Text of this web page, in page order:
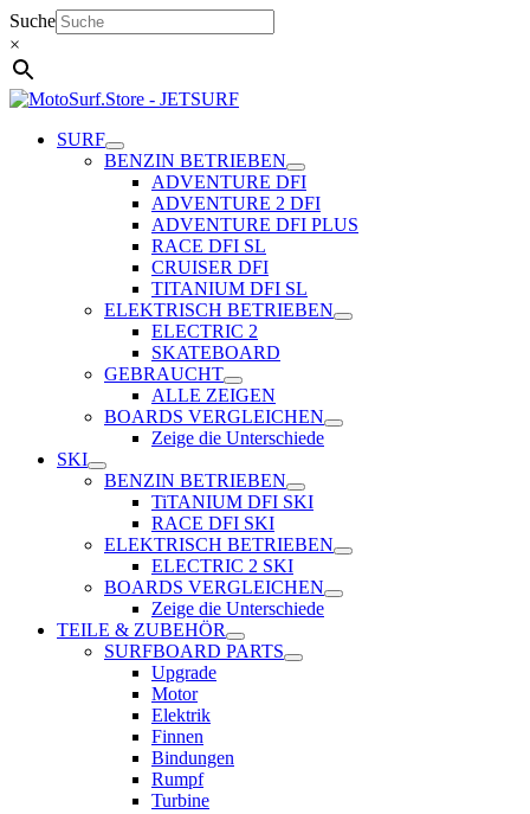
Zum
Inhalt
springen
Suche
×
SURF
BENZIN BETRIEBEN
ADVENTURE DFI
ADVENTURE 2 DFI
ADVENTURE DFI PLUS
RACE DFI SL
CRUISER DFI
TITANIUM DFI SL
ELEKTRISCH BETRIEBEN
ELECTRIC 2
SKATEBOARD
GEBRAUCHT
ALLE ZEIGEN
BOARDS VERGLEICHEN
Zeige die Unterschiede
SKI
BENZIN BETRIEBEN
TiTANIUM DFI SKI
RACE DFI SKI
ELEKTRISCH BETRIEBEN
ELECTRIC 2 SKI
BOARDS VERGLEICHEN
Zeige die Unterschiede
TEILE & ZUBEHÖR
SURFBOARD PARTS
Upgrade
Motor
Elektrik
Finnen
Bindungen
Rumpf
Turbine